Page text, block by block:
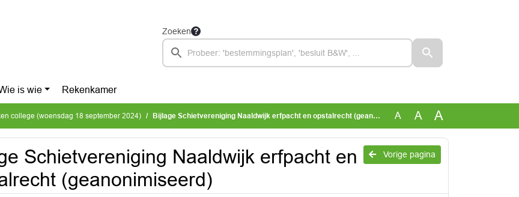
Zoeken
is wie Rekenkamer
college (woensdag 18 september 2024) Bijlage Schietvereniging Naaldwijk erfpacht en opstalrecht (geanonimiseerd) A A A
Vorige pagina
Schietvereniging Naaldwijk erfpacht en
(geanonimiseerd)